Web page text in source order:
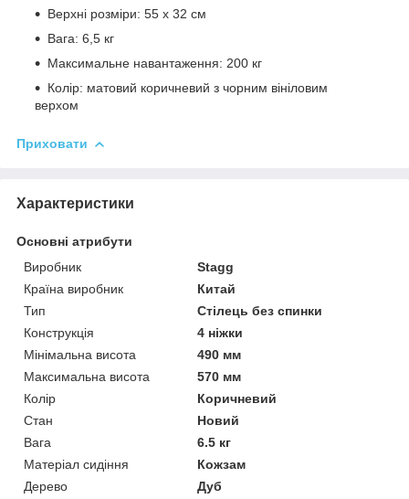
Верхні розміри: 55 x 32 см
Вага: 6,5 кг
Максимальне навантаження: 200 кг
Колір: матовий коричневий з чорним вініловим
верхом
Приховати
Характеристики
Основні атрибути
Виробник
Stagg
Країна виробник
Китай
Тип
Стілець без спинки
Конструкція
4 ніжки
Мінімальна висота
490 мм
Максимальна висота
570 мм
Колір
Коричневий
Стан
Новий
Вага
6.5 кг
Матеріал сидіння
Кожзам
Дерево
Дуб